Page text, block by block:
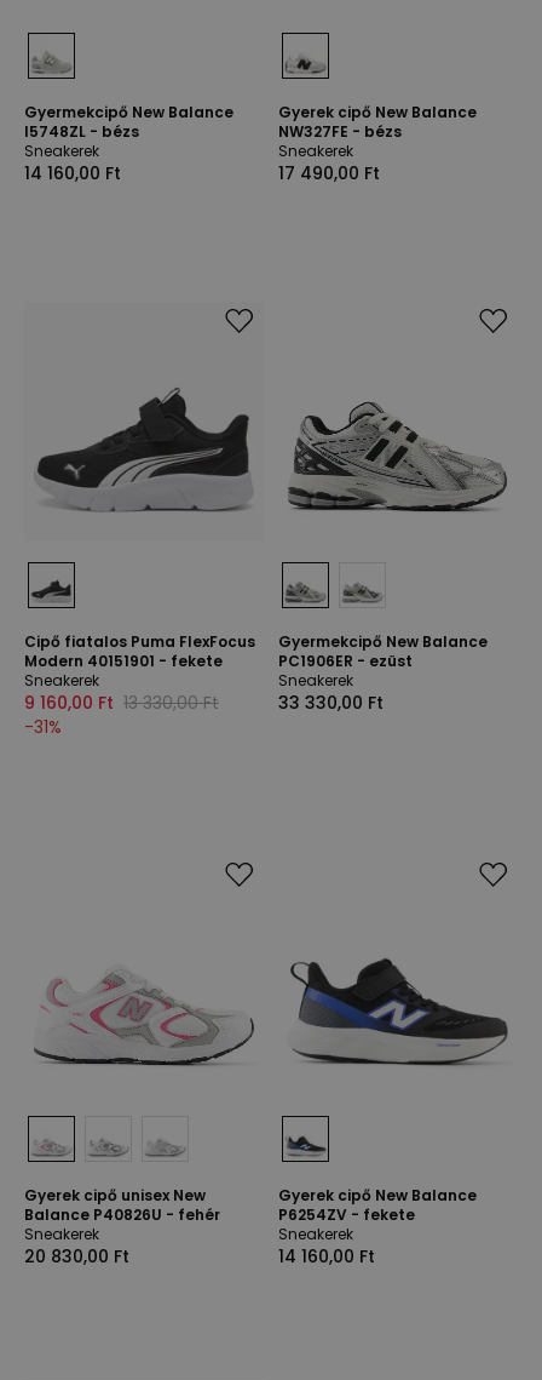
Gyermekcipő New Balance
I5748ZL - bézs
Sneakerek
14 160,00 Ft
Gyerek cipő New Balance
NW327FE - bézs
Sneakerek
17 490,00 Ft
Cipő fiatalos Puma FlexFocus
Modern 40151901 - fekete
Sneakerek
9 160,00 Ft 13 330,00 Ft
-31%
Gyermekcipő New Balance
PC1906ER - ezüst
Sneakerek
33 330,00 Ft
Gyerek cipő unisex New
Balance P40826U - fehér
Sneakerek
20 830,00 Ft
Gyerek cipő New Balance
P6254ZV - fekete
Sneakerek
14 160,00 Ft